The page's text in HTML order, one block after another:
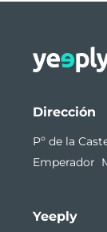
Dirección
Pº de la
Emperador
Yeeply